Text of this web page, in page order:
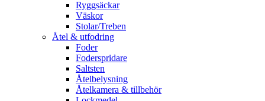
Ryggsäckar
Väskor
Stolar/Treben
Åtel & utfodring
Foder
Foderspridare
Saltsten
Åtelbelysning
Åtelkamera & tillbehör